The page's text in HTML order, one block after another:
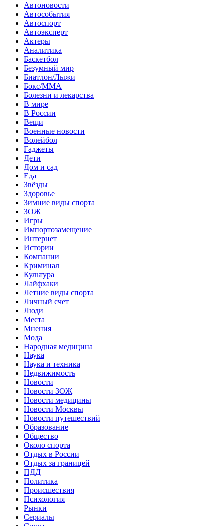
Автоновости
Автособытия
Автоспорт
Автоэксперт
Актеры
Аналитика
Баскетбол
Безумный мир
Биатлон/Лыжи
Бокс/MMA
Болезни и лекарства
В мире
В России
Вещи
Военные новости
Волейбол
Гаджеты
Дети
Дом и сад
Еда
Звёзды
Здоровье
Зимние виды спорта
ЗОЖ
Игры
Импортозамещение
Интернет
Истории
Компании
Криминал
Культура
Лайфхаки
Летние виды спорта
Личный счет
Люди
Места
Мнения
Мода
Народная медицина
Наука
Наука и техника
Недвижимость
Новости
Новости ЗОЖ
Новости медицины
Новости Москвы
Новости путешествий
Образование
Общество
Около спорта
Отдых в России
Отдых за границей
ПДД
Политика
Происшествия
Психология
Рынки
Сериалы